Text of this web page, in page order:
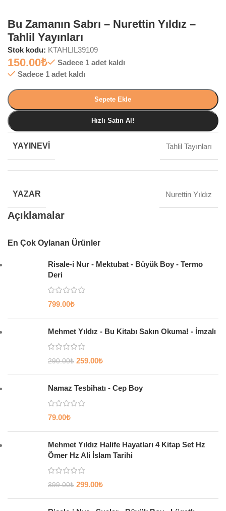
Bu Zamanın Sabrı – Nurettin Yıldız –
Tahlil Yayınları
Stok kodu: KTAHLIL39109
150.00₺
Sadece 1 adet kaldı
Sadece 1 adet kaldı
Sepete Ekle
Hızlı Satın Al!
YAYINEVI Tahlil Tayınları
YAZAR Nurettin Yıldız
Açıklamalar
En Çok Oylanan Ürünler
Risale-i Nur - Mektubat - Büyük Boy - Termo
Deri
799.00₺
Mehmet Yıldız - Bu Kitabı Sakın Okuma! - İmzalı
290.00₺ 259.00₺
Namaz Tesbihatı - Cep Boy
79.00₺
Mehmet Yıldız Halife Hayatları 4 Kitap Set Hz
Ömer Hz Ali İslam Tarihi
399.00₺ 299.00₺